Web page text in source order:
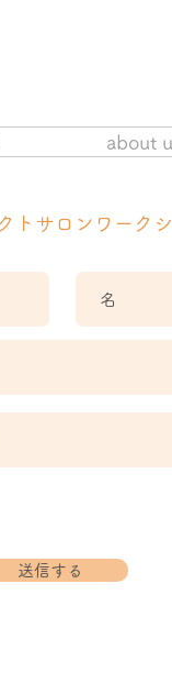
about
トサロンワーク
送信する